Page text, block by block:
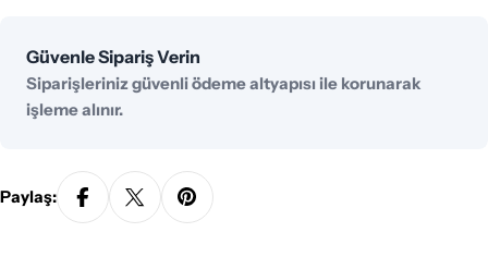
Güvenle Sipariş Verin
Ödeme
yöntemleri
Siparişleriniz güvenli ödeme altyapısı ile korunarak
işleme alınır.
Paylaş: